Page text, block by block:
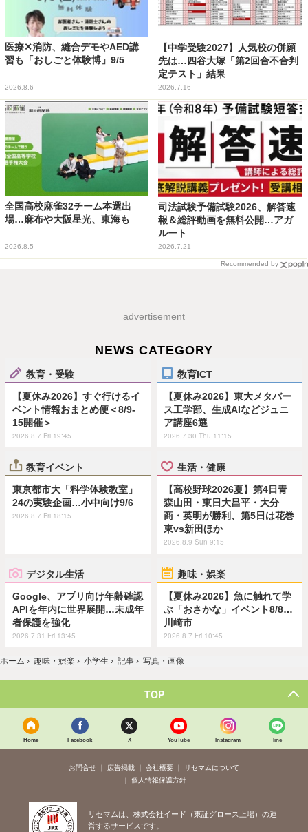
医療✕消防、縫合デモやAED講
習も「おしごと体験博」9/5
2026.8.6
【中学受験2027】人気校の併願
先は…四谷大塚「第2回合不合判
定テスト」結果
2026.7.16
全国高校麻雀32チーム本選出
場…麻布や大阪星光、東海も
2026.8.5
司法試験予備試験2026、解答速
報＆総評動画を無料公開…アガ
ルート
2026.7.21
Recommended by
advertisement
NEWS CATEGORY
教育・受験
【夏休み2026】すぐ行けるイ
ベント情報おまとめ便＜8/9-
15開催＞
2026.8.7 Fri 19:45
教育ICT
【夏休み2026】東大メタバー
ス工学部、生成AIなどジュニ
ア講座6選
2026.7.30 Thu 11:15
教育イベント
東京都市大「科学体験教室」
24の実験企画…小中向け9/6
2026.8.7 Fri 18:15
生活・健康
【高校野球2026夏】第4日青
森山田・東日大昌平・大分
商・英明が勝利、第5日は花巻
東vs新田ほか
2026.8.9 Sun 9:15
デジタル生活
Google、アプリ向け年齢確認
APIを年内に世界展開…未成年
者保護を強化
2026.7.31 Fri 13:45
趣味・娯楽
【夏休み2026】魚に触れて学
ぶ「おさかな」イベント8/8…
川崎市
2026.8.7 Fri 10:45
ホーム › 趣味・娯楽 › 小学生 › 記事 › 写真・画像
TOP
Home Facebook X YouTube Instagram line
お問合せ 広告掲載 会社概要
リセマムについて
個人情報保護方針
リセマムは、株式会社イード（東証グロース上場）の運
営するサービスです。